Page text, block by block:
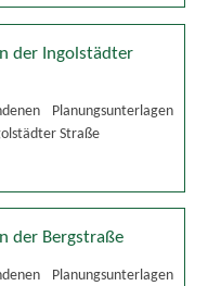
der Ingolstädter
Planungsunterlagen
Straße
der Bergstraße
Planungsunterlagen